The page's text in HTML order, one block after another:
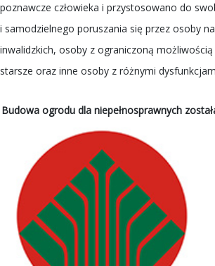
poznawcze człowieka i przystosowano do
i samodzielnego poruszania się przez osoby
inwalidzkich, osoby z ograniczoną
starsze oraz inne osoby z różnymi
Budowa ogrodu dla niepełnosprawnych